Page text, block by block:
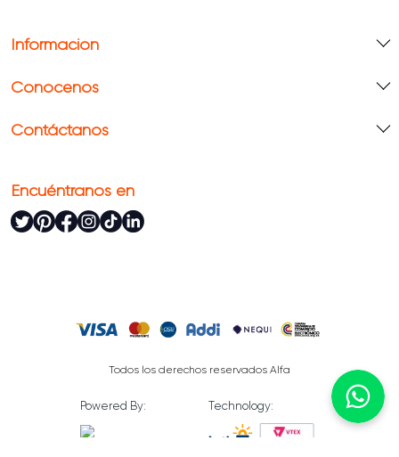
Información
Conócenos
Contáctanos
Encuéntranos en
Todos los derechos reservados Alfa
Powered By: Technology: